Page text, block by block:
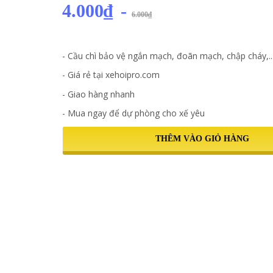
4.000₫ - 6.000₫
- Cầu chì bảo vệ ngắn mạch, đoãn mạch, chập
- Giá rẻ tại xehoipro.com
- Giao hàng nhanh
- Mua ngay để dự phòng cho xế yêu
THÊM VÀO GIỎ HÀNG